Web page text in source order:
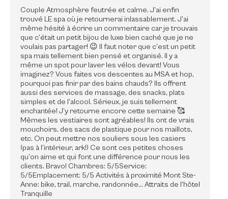
Couple Atmosphère feutrée et calme. J’ai enfin
trouvé LE spa où je retournerai inlassablement. J’ai
même hésité à écrire un commentaire car je trouvais
que c’était un petit bijou de luxe bien caché que je ne
voulais pas partager! 😉 Il faut noter que c’est un petit
spa mais tellement bien pensé et organisé. Il y a
même un spot pour laver les vélos devant! Vous
imaginez? Vous faites vos descentes au MSA et hop,
pourquoi pas finir par des bains chauds? Ils offrent
aussi des services de massage, des snacks, plats
simples et de l’alcool. Sérieux, je suis tellement
enchantée! J’y retourne encore cette semaine 🥰
Mêmes les vestiaires sont agréables! Ils ont de vrais
mouchoirs, des sacs de plastique pour nos maillots,
etc. On peut mettre nos souliers sous les casiers
(pas à l’intérieur, ark!) Ce sont ces petites choses
qu’on aime et qui font une différence pour nous les
clients. Bravo! Chambres: 5/5Service:
5/5Emplacement: 5/5 Activités à proximité Mont Ste-
Anne: bike, trail, marche, randonnée… Attraits de l'hôtel
Tranquille